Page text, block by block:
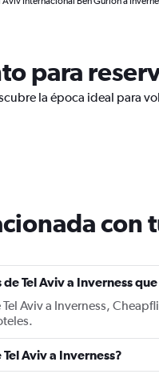
para
la época ideal para
con
Tel Aviv a Inverness
Aviv a Inverness,
Aviv a Inverness?